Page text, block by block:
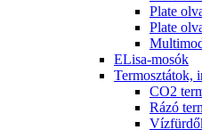
Plate
Plate
ELisa-mosók
Termosztátok,
CO2
Rázó